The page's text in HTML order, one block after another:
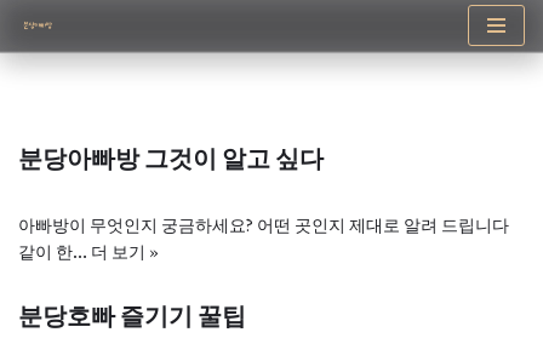
콘
로
건
뛰
기
분당아빠방 그것이 알고 싶다
아빠방이 무엇인지 궁금하세요? 어떤 곳인지 제대로 알려 드립니다
같이 한… 더 보기 »
분당호빠 즐기기 꿀팁